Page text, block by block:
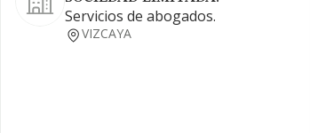
Servicios de abogados.
VIZCAYA